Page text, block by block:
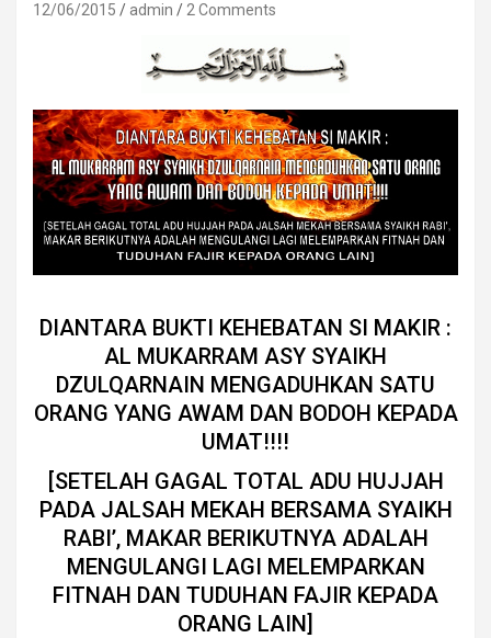
12/06/2015 admin 2 Comments
DIANTARA BUKTI KEHEBATAN SI MAKIR :
AL MUKARRAM ASY SYAIKH
DZULQARNAIN MENGADUHKAN SATU
ORANG YANG AWAM DAN BODOH KEPADA
UMAT!!!!
[SETELAH GAGAL TOTAL ADU HUJJAH
PADA JALSAH MEKAH BERSAMA SYAIKH
RABI’, MAKAR BERIKUTNYA ADALAH
MENGULANGI LAGI MELEMPARKAN
FITNAH DAN TUDUHAN FAJIR KEPADA
ORANG LAIN]